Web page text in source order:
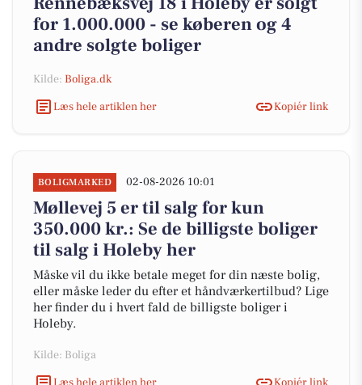
for 1.000.000 - se køberen og 4
andre solgte boliger
Kilde: Boliga.dk
Læs hele artiklen her
Kopiér link
BOLIGMARKED 02-08-2026 10:01
Møllevej 5 er til salg for kun
350.000 kr.: Se de billigste boliger
til salg i Holeby her
Måske vil du ikke betale meget for din næste bolig,
eller måske leder du efter et håndværkertilbud? Lige
her finder du i hvert fald de billigste boliger i
Holeby.
Kilde: Boliga